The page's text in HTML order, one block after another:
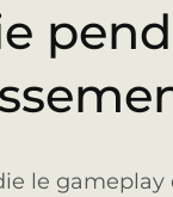
le gameplay